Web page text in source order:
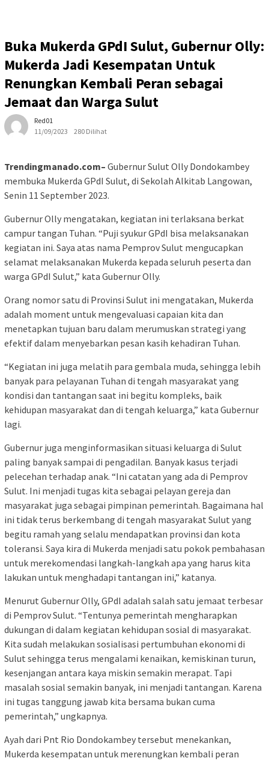
Buka Mukerda GPdI Sulut, Gubernur Olly:
Mukerda Jadi Kesempatan Untuk
Renungkan Kembali Peran sebagai
Jemaat dan Warga Sulut
Red01
11/09/2023
280 Dilihat
Trendingmanado.com– Gubernur Sulut Olly Dondokambey
membuka Mukerda GPdI Sulut, di Sekolah Alkitab Langowan,
Senin 11 September 2023.
Gubernur Olly mengatakan, kegiatan ini terlaksana berkat
campur tangan Tuhan. “Puji syukur GPdI bisa melaksanakan
kegiatan ini. Saya atas nama Pemprov Sulut mengucapkan
selamat melaksanakan Mukerda kepada seluruh peserta dan
warga GPdI Sulut,” kata Gubernur Olly.
Orang nomor satu di Provinsi Sulut ini mengatakan, Mukerda
adalah moment untuk mengevaluasi capaian kita dan
menetapkan tujuan baru dalam merumuskan strategi yang
efektif dalam menyebarkan pesan kasih kehadiran Tuhan.
“Kegiatan ini juga melatih para gembala muda, sehingga lebih
banyak para pelayanan Tuhan di tengah masyarakat yang
kondisi dan tantangan saat ini begitu kompleks, baik
kehidupan masyarakat dan di tengah keluarga,” kata Gubernur
lagi.
Gubernur juga menginformasikan situasi keluarga di Sulut
paling banyak sampai di pengadilan. Banyak kasus terjadi
pelecehan terhadap anak. “Ini catatan yang ada di Pemprov
Sulut. Ini menjadi tugas kita sebagai pelayan gereja dan
masyarakat juga sebagai pimpinan pemerintah. Bagaimana hal
ini tidak terus berkembang di tengah masyarakat Sulut yang
begitu ramah yang selalu mendapatkan provinsi dan kota
toleransi. Saya kira di Mukerda menjadi satu pokok pembahasan
untuk merekomendasi langkah-langkah apa yang harus kita
lakukan untuk menghadapi tantangan ini,” katanya.
Menurut Gubernur Olly, GPdI adalah salah satu jemaat terbesar
di Pemprov Sulut. “Tentunya pemerintah mengharapkan
dukungan di dalam kegiatan kehidupan sosial di masyarakat.
Kita sudah melakukan sosialisasi pertumbuhan ekonomi di
Sulut sehingga terus mengalami kenaikan, kemiskinan turun,
kesenjangan antara kaya miskin semakin merapat. Tapi
masalah sosial semakin banyak, ini menjadi tantangan. Karena
ini tugas tanggung jawab kita bersama bukan cuma
pemerintah,” ungkapnya.
Ayah dari Pnt Rio Dondokambey tersebut menekankan,
Mukerda kesempatan untuk merenungkan kembali peran